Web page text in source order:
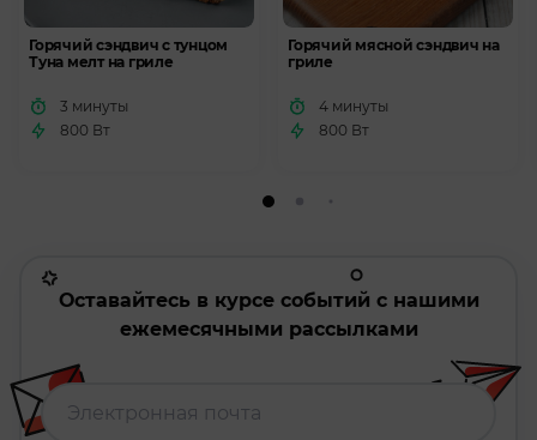
Горячий сэндвич с тунцом
Туна мелт на гриле
3 минуты
800 Вт
Горячий мясной сэндвич на
гриле
4 минуты
800 Вт
Оставайтесь в курсе событий с нашими
ежемесячными рассылками